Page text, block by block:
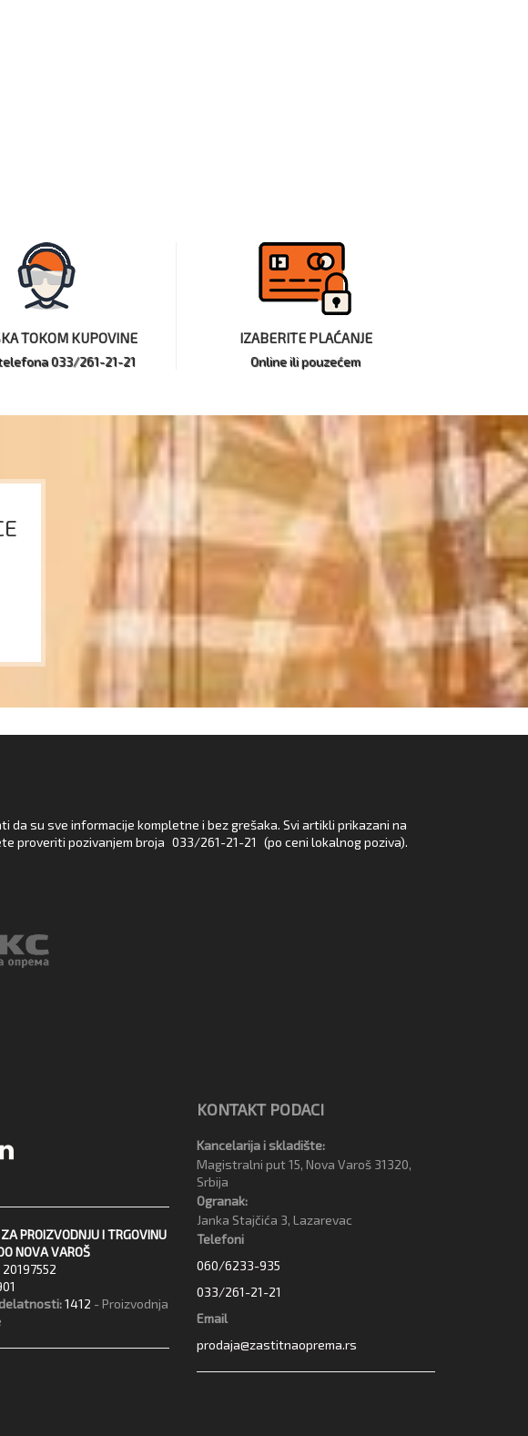
TOKOM KUPOVINE
033/261-21-21
IZABERITE PLAĆANJE
Online ili pouzećem
da su sve informacije kompletne i bez grešaka. Svi artikli prikazani na
proveriti pozivanjem broja 033/261-21-21 (po ceni lokalnog poziva).
PROIZVODNJU I TRGOVINU
NOVA VAROŠ
20197552
1412 - Proizvodnja
KONTAKT PODACI
Kancelarija i skladište:
Magistralni put 15, Nova Varoš 31320,
Srbija
Ogranak:
Janka Stajčića 3, Lazarevac
Telefoni
060/6233-935
033/261-21-21
Email
prodaja@zastitnaoprema.rs